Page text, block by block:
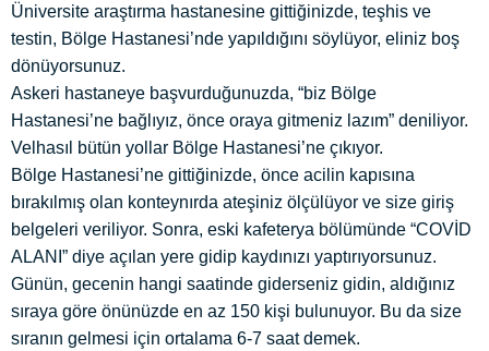
Üniversite araştırma hastanesine gittiğinizde, teşhis ve
testin, Bölge Hastanesi’nde yapıldığını söylüyor, eliniz boş
dönüyorsunuz.
Askeri hastaneye başvurduğunuzda, “biz Bölge
Hastanesi’ne bağlıyız, önce oraya gitmeniz lazım” deniliyor.
Velhasıl bütün yollar Bölge Hastanesi’ne çıkıyor.
Bölge Hastanesi’ne gittiğinizde, önce acilin kapısına
bırakılmış olan konteynırda ateşiniz ölçülüyor ve size giriş
belgeleri veriliyor. Sonra, eski kafeterya bölümünde “COVİD
ALANI” diye açılan yere gidip kaydınızı yaptırıyorsunuz.
Günün, gecenin hangi saatinde giderseniz gidin, aldığınız
sıraya göre önünüzde en az 150 kişi bulunuyor. Bu da size
sıranın gelmesi için ortalama 6-7 saat demek.